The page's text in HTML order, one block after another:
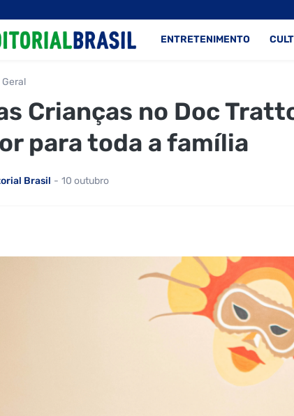
ENTRETENIMENTO
Geral
Crianças no Doc
para toda a família
Brasil - 10 outubro